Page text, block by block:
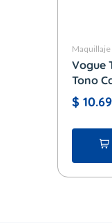
Maquillaje
Vogue
Tono
$